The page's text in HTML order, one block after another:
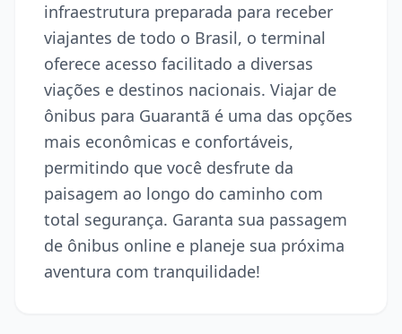
infraestrutura preparada para receber
viajantes de todo o Brasil, o terminal
oferece acesso facilitado a diversas
viações e destinos nacionais. Viajar de
ônibus para Guarantã é uma das opções
mais econômicas e confortáveis,
permitindo que você desfrute da
paisagem ao longo do caminho com
total segurança. Garanta sua passagem
de ônibus online e planeje sua próxima
aventura com tranquilidade!